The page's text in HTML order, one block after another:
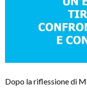
Dopo la riflessione di